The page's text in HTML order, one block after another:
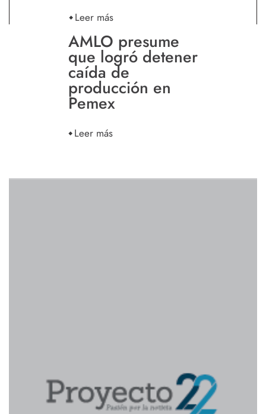
Leer más
AMLO presume
que logró detener
caída de
producción en
Pemex
Leer más